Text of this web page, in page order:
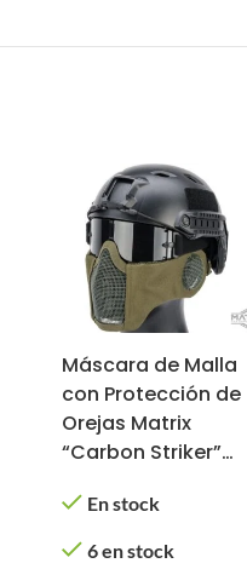
Máscara de Malla
con Protección de
Orejas Matrix
“Carbon Striker”
Olivo)
En stock
6 en stock